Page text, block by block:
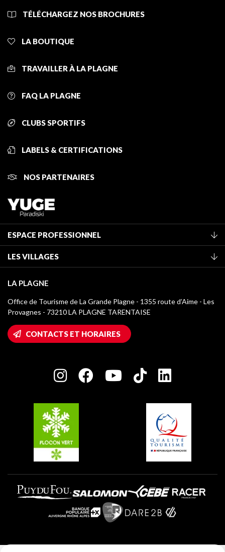
TÉLÉCHARGEZ NOS BROCHURES
LA BOUTIQUE
TRAVAILLER À LA PLAGNE
FAQ LA PLAGNE
CLUBS SPORTIFS
LABELS & CERTIFICATIONS
NOS PARTENAIRES
ESPACE PROFESSIONNEL
Classement des meublés
Taxe de séjour
Médiathèque
Logos La Plagne
Accès Wifi
Maison des Propriétaires
Charte des Acteurs Engagés
LES VILLAGES
Champagny-en-Vanoise
Montchavin - Les Coches
Plagne 1800
Plagne Villages
Plagne Aime 2000
LA PLAGNE
Office de Tourisme de La Grande Plagne - 1355 route d’Aime - Les
Provagnes - 73210 LA PLAGNE TARENTAISE
CONTACTS ET HORAIRES